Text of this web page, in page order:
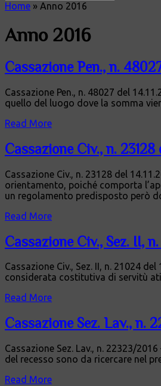
Home » Anno 2016
Anno 2016
Cassazione Pen., n. 48027
Cassazione Pen., n. 48027 del
quello del luogo dove la somma
Read More
Cassazione Civ., n. 23128
Cassazione Civ., n. 23128 del
orientamento, poiché comporta
un regolamento predisposto però
Read More
Cassazione Civ., Sez. II,
Cassazione Civ., Sez. II, n. 21024
considerata costitutiva di servitù
Read More
Cassazione Sez. Lav., n.
Cassazione Sez. Lav., n. 22323/
del recesso sono da ricercare nel
Read More